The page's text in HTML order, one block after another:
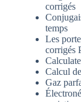
corrigés
temps
Les
corrigés
Calcul
Gaz